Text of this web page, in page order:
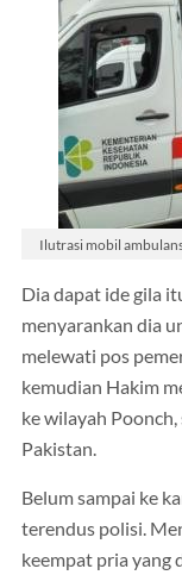
Ilutrasi mobil
Dia dapat ide gila
menyarankan dia
melewati pos
kemudian Hakim
ke wilayah
Pakistan.
Belum sampai ke
terendus polisi.
keempat pria yang